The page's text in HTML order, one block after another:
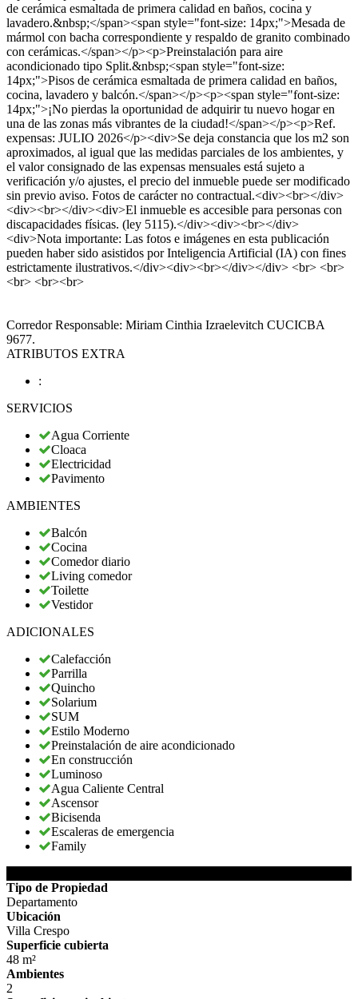
de cerámica esmaltada de primera calidad en baños, cocina y
lavadero.&nbsp;</span><span style="font-size: 14px;">Mesada de
mármol con bacha correspondiente y respaldo de granito combinado
con cerámicas.</span></p><p>Preinstalación para aire
acondicionado tipo Split.&nbsp;<span style="font-size:
14px;">Pisos de cerámica esmaltada de primera calidad en baños,
cocina, lavadero y balcón.</span></p><p><span style="font-size:
14px;">¡No pierdas la oportunidad de adquirir tu nuevo hogar en
una de las zonas más vibrantes de la ciudad!</span></p><p>Ref.
expensas: JULIO 2026</p><div>Se deja constancia que los m2 son
aproximados, al igual que las medidas parciales de los ambientes, y
el valor consignado de las expensas mensuales está sujeto a
verificación y/o ajustes, el precio del inmueble puede ser modificado
sin previo aviso. Fotos de carácter no contractual.<div><br></div>
<div><br></div><div>El inmueble es accesible para personas con
discapacidades físicas. (ley 5115).</div><div><br></div>
<div>Nota importante: Las fotos e imágenes en esta publicación
pueden haber sido asistidos por Inteligencia Artificial (IA) con fines
estrictamente ilustrativos.</div><div><br></div></div> <br> <br>
<br> <br><br>
Corredor Responsable: Miriam Cinthia Izraelevitch CUCICBA
9677.
ATRIBUTOS EXTRA
:
SERVICIOS
Agua Corriente
Cloaca
Electricidad
Pavimento
AMBIENTES
Balcón
Cocina
Comedor diario
Living comedor
Toilette
Vestidor
ADICIONALES
Calefacción
Parrilla
Quincho
Solarium
SUM
Estilo Moderno
Preinstalación de aire acondicionado
En construcción
Luminoso
Agua Caliente Central
Ascensor
Bicisenda
Escaleras de emergencia
Family
Tipo de Propiedad
Departamento
Ubicación
Villa Crespo
Superficie cubierta
48 m²
Ambientes
2